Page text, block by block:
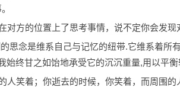
对方的位置上了思考事情，说不定你会发现
思念是维系自己与记忆的纽带.它维系着所
始终甘之如饴地承受它的沉沉重量,用以平
人笑着；你逝去的时候，你笑着，而周围的